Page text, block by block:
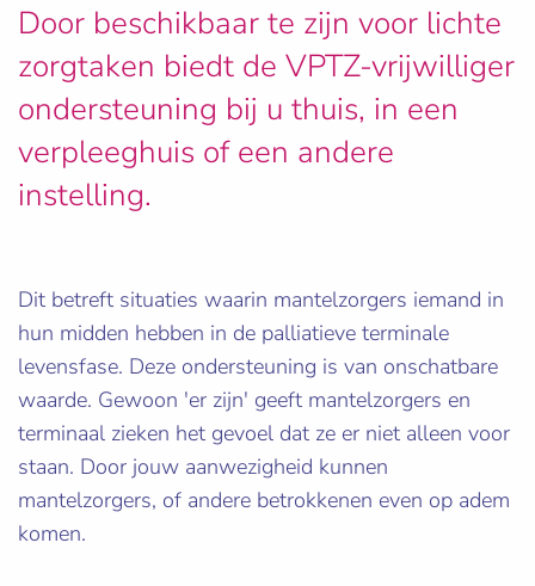
Door beschikbaar te zijn voor lichte
zorgtaken biedt de VPTZ-vrijwilliger
ondersteuning bij u thuis, in een
verpleeghuis of een andere
instelling.
Dit betreft situaties waarin mantelzorgers iemand in
hun midden hebben in de palliatieve terminale
levensfase. Deze ondersteuning is van onschatbare
waarde. Gewoon 'er zijn' geeft mantelzorgers en
terminaal zieken het gevoel dat ze er niet alleen voor
staan. Door jouw aanwezigheid kunnen
mantelzorgers, of andere betrokkenen even op adem
komen.